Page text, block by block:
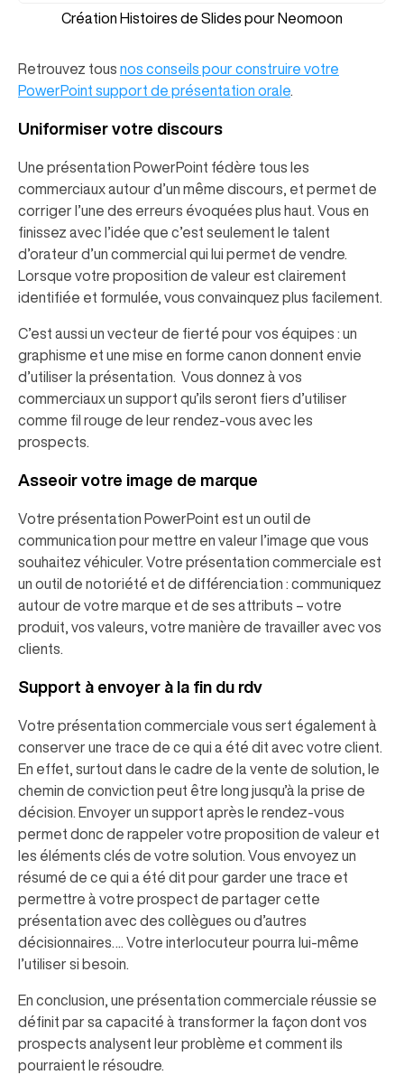
Création Histoires de Slides pour Neomoon
Retrouvez tous nos conseils pour construire votre
PowerPoint support de présentation orale
Uniformiser votre discours
Une présentation PowerPoint fédère tous les
commerciaux autour d’un même discours, et permet de
corriger l’une des erreurs évoquées plus haut. Vous en
finissez avec l’idée que c’est seulement le talent
d’orateur d’un commercial qui lui permet de vendre.
Lorsque votre proposition de valeur est clairement
identifiée et formulée, vous convainquez plus facilement.
C’est aussi un vecteur de fierté pour vos équipes : un
graphisme et une mise en forme canon donnent envie
d’utiliser la présentation. Vous donnez à vos
commerciaux un support qu’ils seront fiers d’utiliser
comme fil rouge de leur rendez-vous avec les
prospects.
Asseoir votre image de marque
Votre présentation PowerPoint est un outil de
communication pour mettre en valeur l’image que vous
souhaitez véhiculer. Votre présentation commerciale est
un outil de notoriété et de différenciation : communiquez
autour de votre marque et de ses attributs – votre
produit, vos valeurs, votre manière de travailler avec vos
clients.
Support à envoyer à la fin du rdv
Votre présentation commerciale vous sert également à
conserver une trace de ce qui a été dit avec votre client.
En effet, surtout dans le cadre de la vente de solution, le
chemin de conviction peut être long jusqu’à la prise de
décision. Envoyer un support après le rendez-vous
permet donc de rappeler votre proposition de valeur et
les éléments clés de votre solution. Vous envoyez un
résumé de ce qui a été dit pour garder une trace et
permettre à votre prospect de partager cette
présentation avec des collègues ou d’autres
décisionnaires…. Votre interlocuteur pourra lui-même
l’utiliser si besoin.
En conclusion, une présentation commerciale réussie se
définit par sa capacité à transformer la façon dont vos
prospects analysent leur problème et comment ils
pourraient le résoudre.